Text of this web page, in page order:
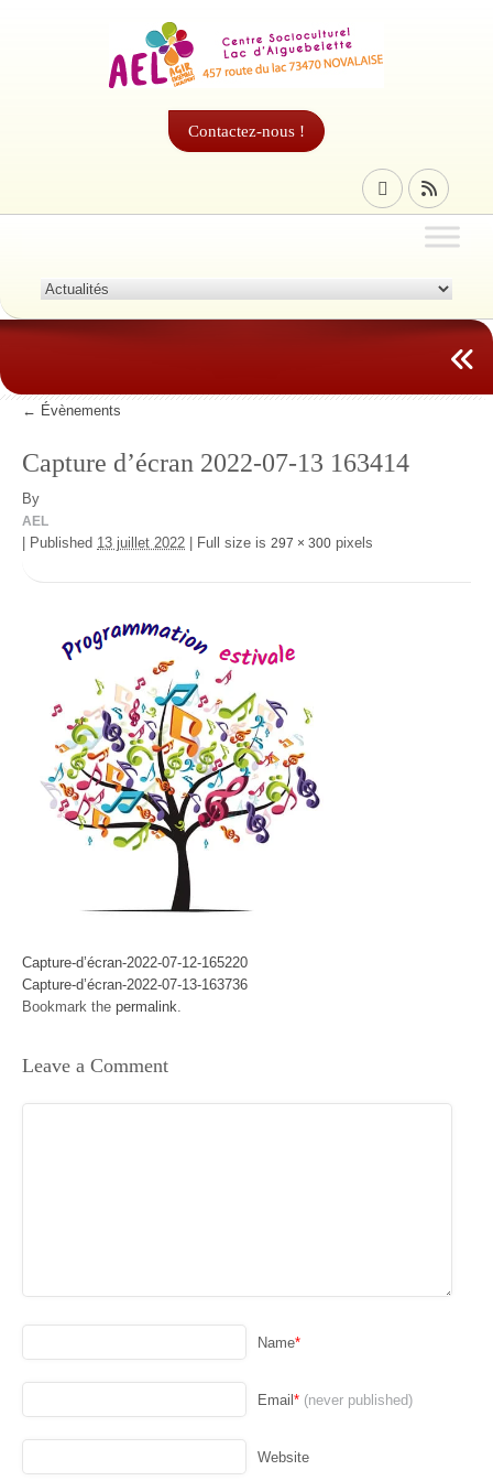
Contactez-nous !
← Évènements
Capture d’écran 2022-07-13 163414
By
AEL
Published 13 juillet 2022 Full size is 297 × 300 pixels
Capture-d’écran-2022-07-12-165220
Capture-d’écran-2022-07-13-163736
Bookmark the permalink.
Leave a Comment
Name*
Email * (never published)
Website